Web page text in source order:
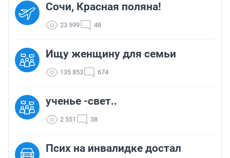
Сочи, Красная поляна!
23 599 48
Ищу женщину для семьи
135 853 674
ученье -свет..
2 551 38
Псих на инвалидке достал